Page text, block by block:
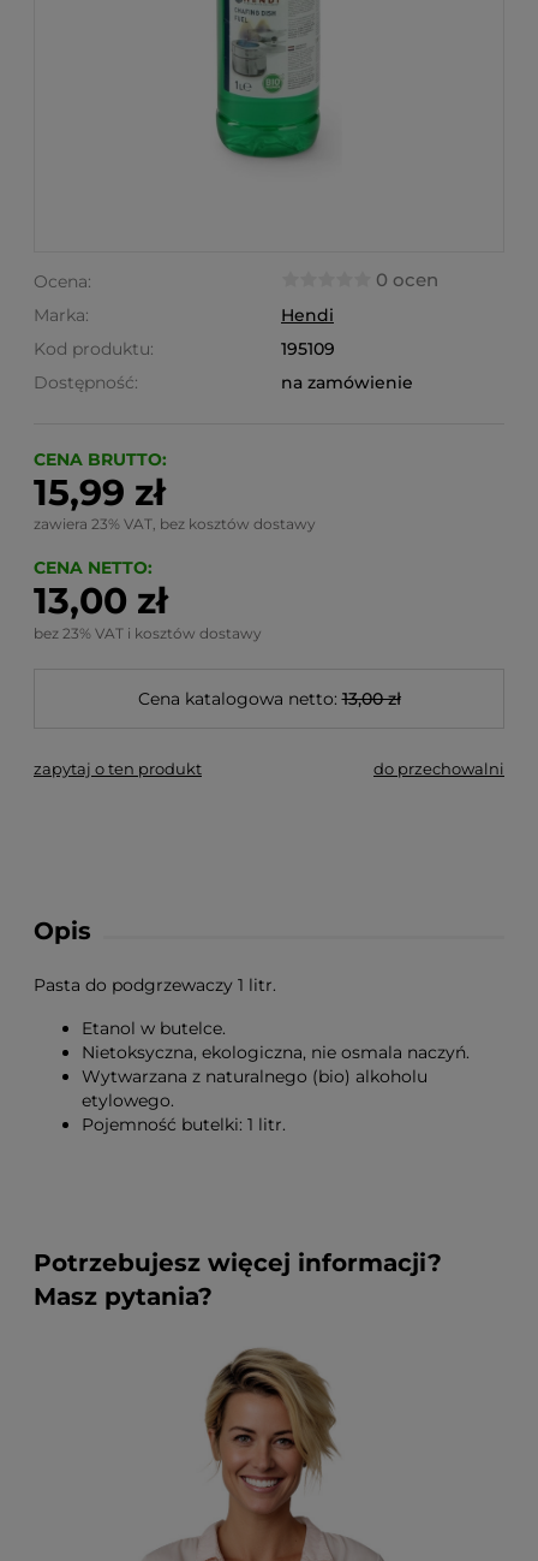
Ocena: 0 ocen
Marka:
Hendi
Kod produktu:
195109
Dostępność:
na zamówienie
CENA BRUTTO:
15,99 zł
zawiera 23% VAT, bez kosztów dostawy
CENA NETTO:
13,00 zł
bez 23% VAT i kosztów dostawy
Cena katalogowa netto: 13,00 zł
zapytaj o ten produkt do przechowalni
Opis
Pasta do podgrzewaczy 1 litr.
Etanol w butelce.
Nietoksyczna, ekologiczna, nie osmala naczyń.
Wytwarzana z naturalnego (bio) alkoholu
etylowego.
Pojemność butelki: 1 litr.
Potrzebujesz więcej informacji?
Masz pytania?